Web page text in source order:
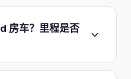
Caddy Beach 为
免赔额较高（乘用车
399,000 ISK）。
30,000／65,000
房车？里程是否
Duster，均仅限在